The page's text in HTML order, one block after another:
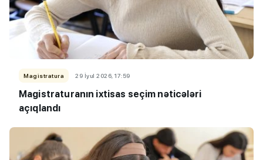
Magistratura 29 İyul 2026, 17:59
Magistraturanın ixtisas seçim nəticələri
açıqlandı